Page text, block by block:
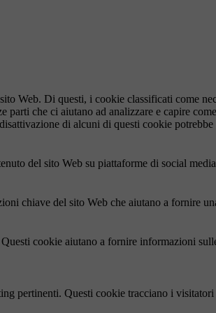
Web. Di questi, i cookie classificati come
che ci aiutano ad analizzare e capire
di alcuni di questi cookie
del sito Web su piattaforme di social
chiave del sito Web che aiutano a fornire
cookie aiutano a fornire informazioni
pertinenti. Questi cookie tracciano i